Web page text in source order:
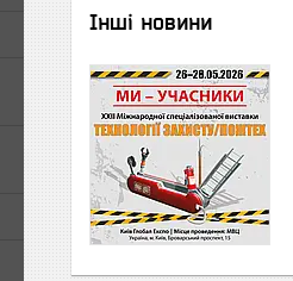
Інші новини